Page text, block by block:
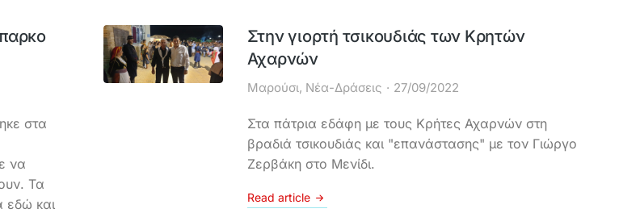
στα
να
Τα
εδώ και
Στην γιορτή τσικουδιάς των Κρητών
Αχαρνών
Μαρούσι, Νέα-Δράσεις 27/09/2022
Στα πάτρια εδάφη με τους Κρήτες Αχαρνών στη
βραδιά τσικουδιάς και "επανάστασης" με τον Γιώργο
Ζερβάκη στο Μενίδι.
Read article